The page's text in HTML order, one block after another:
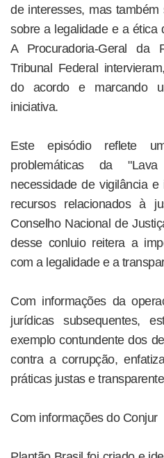
de interesses, mas também
sobre a legalidade e a ética
A Procuradoria-Geral da
Tribunal Federal
do acordo e marcando
iniciativa.
Este episódio reflete
problemáticas da
necessidade de vigilância
recursos relacionados à
Conselho Nacional de
desse conluio reitera a
com a legalidade e a
Com informações da
jurídicas subsequentes,
exemplo contundente dos
contra a corrupção,
práticas justas e
Com informações do Conjur